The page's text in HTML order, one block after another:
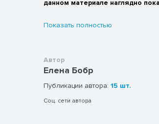
данном материале наглядно
уроки способствуют воспитанию
Показать полностью
Автор
Елена Бобр
Публикации автора: 15 шт.
Соц. сети автора